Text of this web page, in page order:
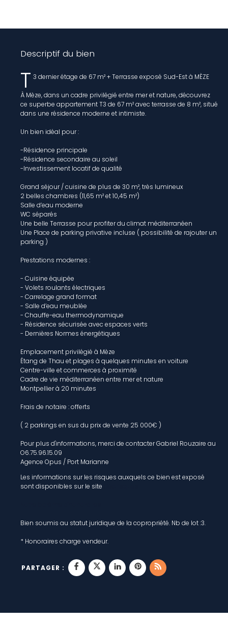
Descriptif du bien
T 3 dernier étage de 67 m² + Terrasse exposé Sud-Est à MÈZE
À Mèze, dans un cadre privilégié entre mer et nature, découvrez
ce superbe appartement T3 de 67 m² avec terrasse de 8 m², situé
dans une résidence moderne et intimiste.
Un bien idéal pour :
-Résidence principale
-Résidence secondaire au soleil
-Investissement locatif de qualité
Grand séjour / cuisine de plus de 30 m², très lumineux
2 belles chambres (11,65 m² et 10,45 m²)
Salle d’eau moderne
WC séparés
Une belle Terrasse pour profiter du climat méditerranéen
Une Place de parking privative incluse ( possibilité de rajouter un
parking )
Prestations modernes :
- Cuisine équipée
- Volets roulants électriques
- Carrelage grand format
- Salle d’eau meublée
- Chauffe-eau thermodynamique
- Résidence sécurisée avec espaces verts
- Dernières Normes énergétiques
Emplacement privilégié à Mèze
Étang de Thau et plages à quelques minutes en voiture
Centre-ville et commerces à proximité
Cadre de vie méditerranéen entre mer et nature
Montpellier à 20 minutes
Frais de notaire : offerts
( 2 parkings en sus du prix de vente 25 000€ )
Pour plus d'informations, merci de contacter Gabriel Rouzaire au
O6.75.96.15.09
Agence Opus / Port Marianne
Les informations sur les risques auxquels ce bien est exposé
sont disponibles sur le site
Bien soumis au statut juridique de la copropriété. Nb de lot :3.
* Honoraires charge vendeur.
PARTAGER :